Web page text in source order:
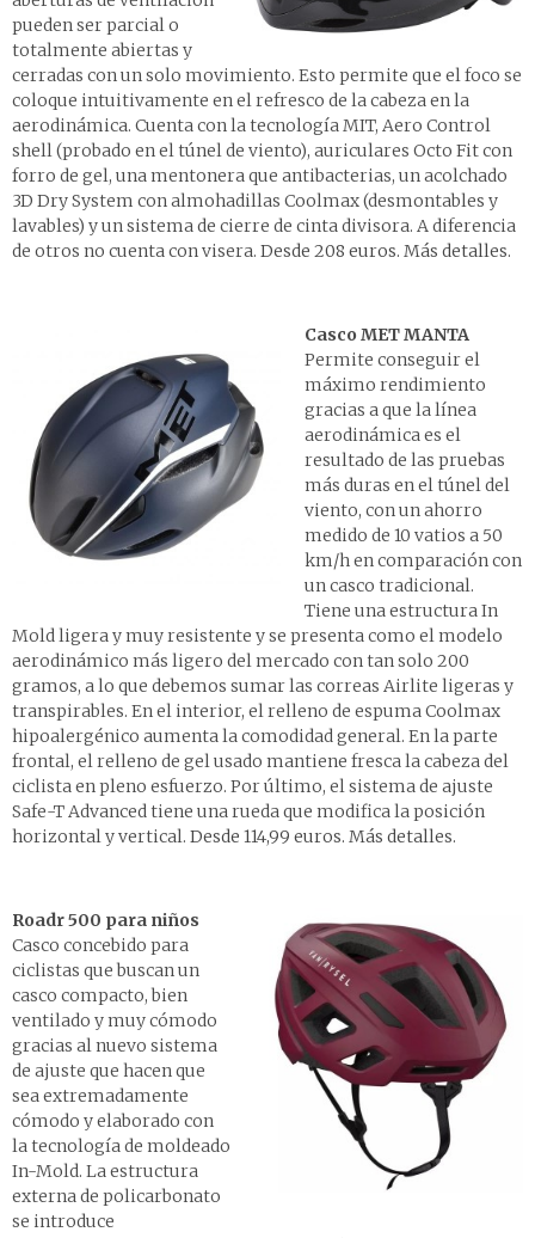
pueden ser parcial o
totalmente abiertas y
cerradas con un solo movimiento. Esto permite que el foco se
coloque intuitivamente en el refresco de la cabeza en la
aerodinámica. Cuenta con la tecnología MIT, Aero Control
shell (probado en el túnel de viento), auriculares Octo Fit con
forro de gel, una mentonera que antibacterias, un acolchado
3D Dry System con almohadillas Coolmax (desmontables y
lavables) y un sistema de cierre de cinta divisora. A diferencia
de otros no cuenta con visera. Desde 208 euros. Más detalles.
Casco MET MANTA
Permite conseguir el
máximo rendimiento
gracias a que la línea
aerodinámica es el
resultado de las pruebas
más duras en el túnel del
viento, con un ahorro
medido de 10 vatios a 50
km/h en comparación con
un casco tradicional.
Tiene una estructura In
Mold ligera y muy resistente y se presenta como el modelo
aerodinámico más ligero del mercado con tan solo 200
gramos, a lo que debemos sumar las correas Airlite ligeras y
transpirables. En el interior, el relleno de espuma Coolmax
hipoalergénico aumenta la comodidad general. En la parte
frontal, el relleno de gel usado mantiene fresca la cabeza del
ciclista en pleno esfuerzo. Por último, el sistema de ajuste
Safe-T Advanced tiene una rueda que modifica la posición
horizontal y vertical. Desde 114,99 euros. Más detalles.
Roadr 500 para niños
Casco concebido para
ciclistas que buscan un
casco compacto, bien
ventilado y muy cómodo
gracias al nuevo sistema
de ajuste que hacen que
sea extremadamente
cómodo y elaborado con
la tecnología de moldeado
In-Mold. La estructura
externa de policarbonato
se introduce